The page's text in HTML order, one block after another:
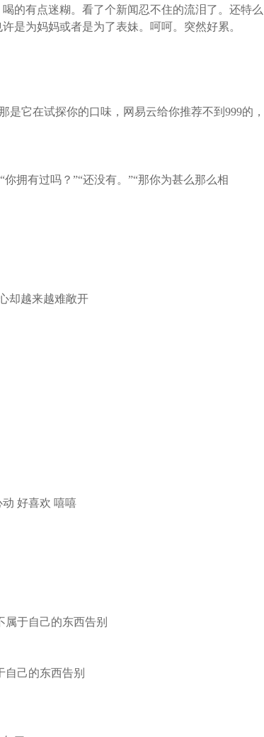
的有点迷糊。看了个新闻忍不住的流泪了。还特么
是为妈妈或者是为了表妹。呵呵。突然好累。
它在试探你的口味，网易云给你推荐不到999的，
拥有过吗？”“还没有。”“那你为甚么那么相
却越来越难敞开
好喜欢 嘻嘻
于自己的东西告别
己的东西告别